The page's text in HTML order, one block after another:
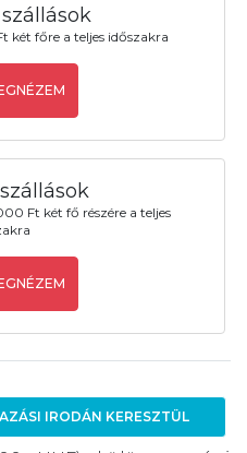
két főre a teljes időszakra
Ft két fő részére a teljes
IRODÁN KERESZTÜL